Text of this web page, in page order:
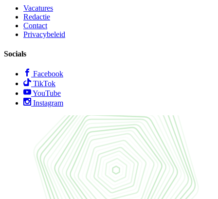
Vacatures
Redactie
Contact
Privacybeleid
Socials
Facebook
TikTok
YouTube
Instagram